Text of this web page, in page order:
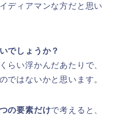
ディアマンな方だと思い
でしょうか？
らい浮かんだあたりで、
ではないかと思います。
の要素だけで考えると、